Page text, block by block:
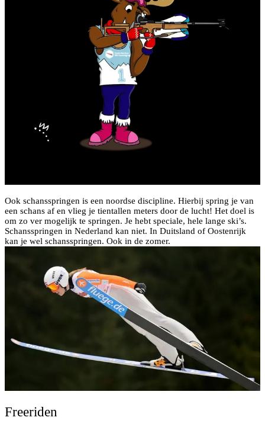
Ook schansspringen is een noordse discipline. Hierbij spring je van
een schans af en vlieg je tientallen meters door de lucht! Het doel is
om zo ver mogelijk te springen. Je hebt speciale, hele lange ski’s.
Schansspringen in Nederland kan niet. In Duitsland of Oostenrijk
kan je wel schansspringen. Ook in de zomer.
Freeriden